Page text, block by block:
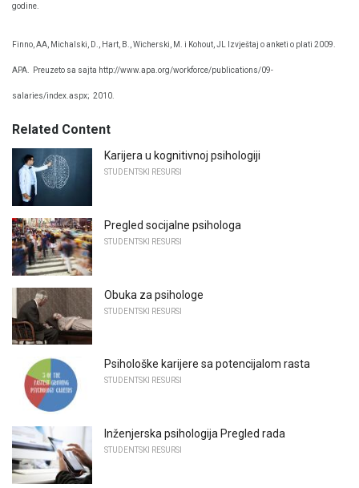
godine.
Finno, AA, Michalski, D., Hart, B., Wicherski, M. i Kohout, JL Izvještaj o anketi o plati 2009.
APA. Preuzeto sa sajta http://www.apa.org/workforce/publications/09-
salaries/index.aspx; 2010.
Related Content
Karijera u kognitivnoj psihologiji
STUDENTSKI RESURSI
Pregled socijalne psihologa
STUDENTSKI RESURSI
Obuka za psihologe
STUDENTSKI RESURSI
Psihološke karijere sa potencijalom rasta
STUDENTSKI RESURSI
Inženjerska psihologija Pregled rada
STUDENTSKI RESURSI